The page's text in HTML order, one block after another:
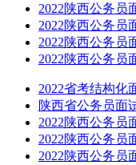
2022陕西公务员
2022陕西公务员
2022陕西公务员
2022陕西公务员
2022省考结构化
陕西省公务员面
2022陕西公务员
2022陕西公务员
2022陕西公务员